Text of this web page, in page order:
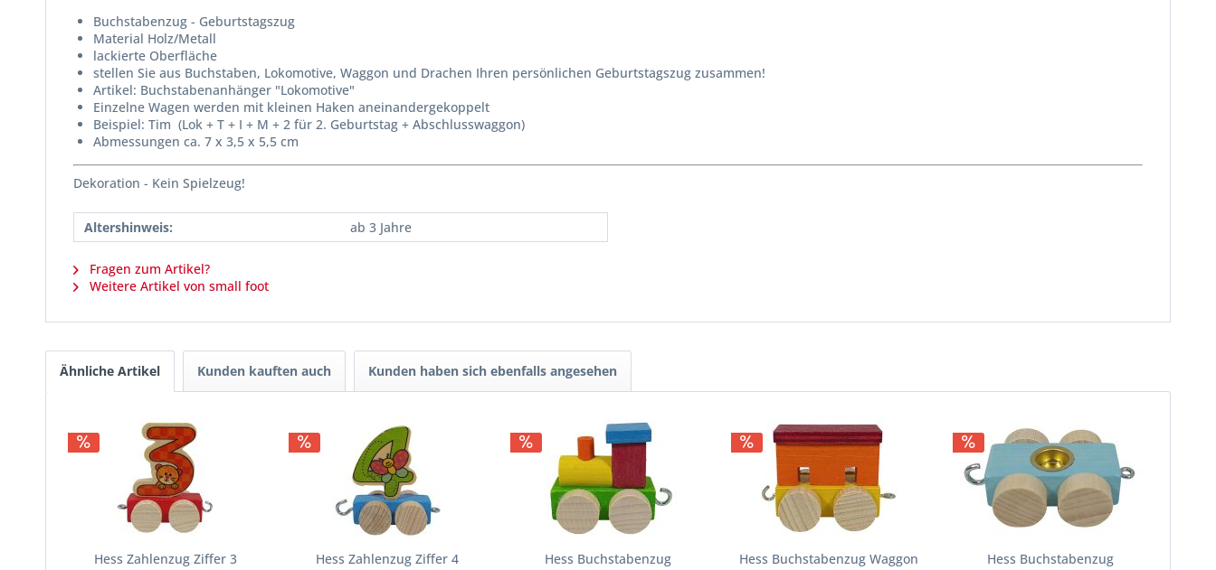
Buchstabenzug - Geburtstagszug
Material Holz/Metall
lackierte Oberfläche
stellen Sie aus Buchstaben, Lokomotive, Waggon und Drachen Ihren persönlichen Geburtstagszug zusammen!
Artikel: Buchstabenanhänger "Lokomotive"
Einzelne Wagen werden mit kleinen Haken aneinandergekoppelt
Beispiel: Tim (Lok + T + I + M + 2 für 2. Geburtstag + Abschlusswaggon)
Abmessungen ca. 7 x 3,5 x 5,5 cm
Dekoration - Kein Spielzeug!
Altershinweis: ab 3 Jahre
Fragen zum Artikel?
Weitere Artikel von small foot
Ähnliche Artikel Kunden kauften auch Kunden haben sich ebenfalls angesehen
Hess Zahlenzug Ziffer 3 Hess Zahlenzug Ziffer 4
Hess Buchstabenzug
Hess Buchstabenzug Waggon
Hess Buchstabenzug